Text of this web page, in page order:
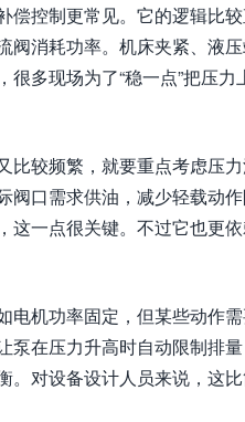
偿控制更常见。它的逻辑比
阀消耗功率。机床夹紧、液
多现场为了“稳一点”把压
比较频繁，就要重点考虑压
口需求供油，减少轻载动作
这一点很关键。不过它也更
机功率固定，但某些动作
泵在压力升高时自动限制排
。对设备设计人员来说，这